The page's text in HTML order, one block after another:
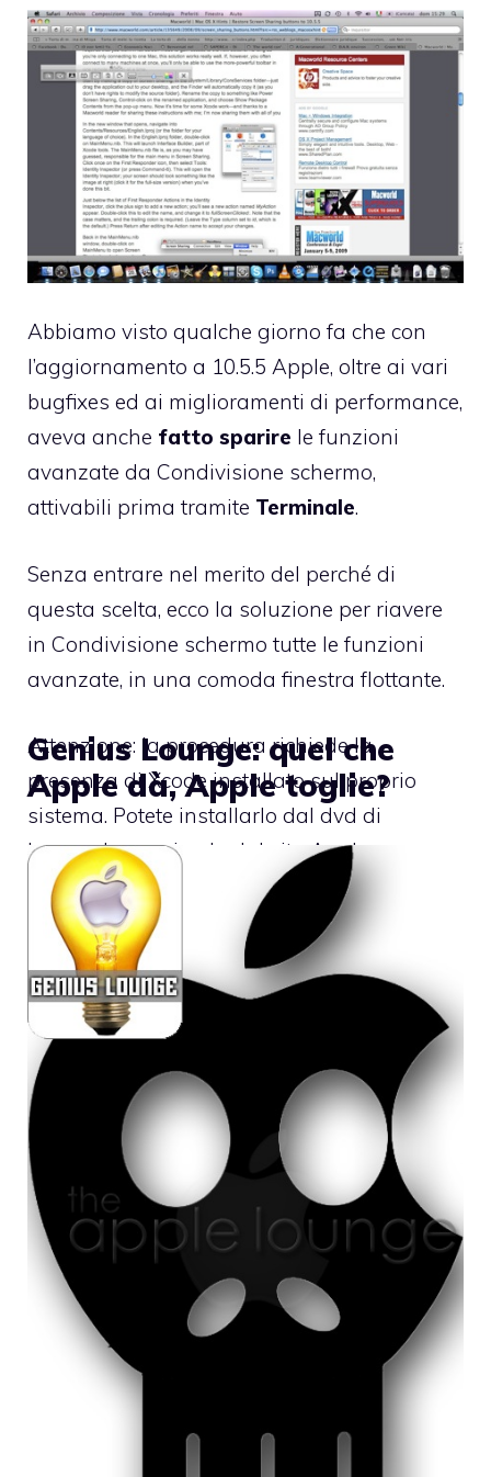
Abbiamo visto qualche giorno fa che con
l’aggiornamento a 10.5.5 Apple, oltre ai vari
bugfixes ed ai miglioramenti di performance,
aveva anche fatto sparire le funzioni
avanzate da Condivisione schermo,
attivabili prima tramite Terminale.
Senza entrare nel merito del perché di
questa scelta, ecco la soluzione per riavere
in Condivisione schermo tutte le funzioni
avanzate, in una comoda finestra flottante.
Attenzione: la procedura richiede la
presenza di Xcode installato sul proprio
sistema. Potete installarlo dal dvd di
Leopard o scaricarlo
dal sito Apple
Genius Lounge: quel che
Apple dà, Apple toglie?